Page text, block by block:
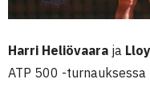
Harri Heliövaara ja
ATP 500 -turnauksessa